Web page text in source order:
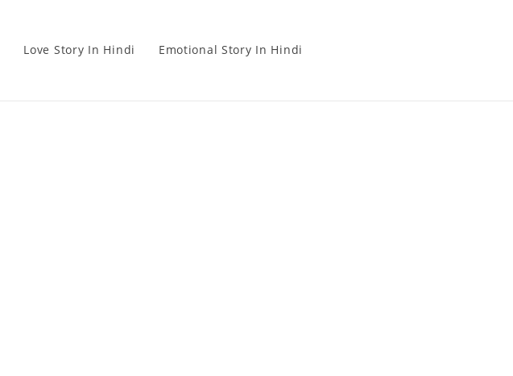
Love Story In Hindi Emotional Story In Hindi